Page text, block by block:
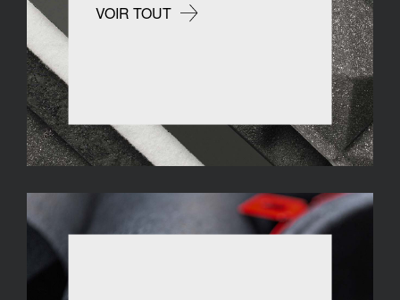
VOIR TOUT